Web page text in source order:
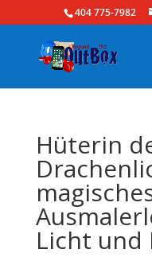
404 775-7982
Hüterin
Licht und